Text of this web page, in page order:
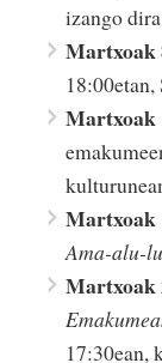
izango
Martxoak
Martxoak
Martxoak
Ama-alu-
Martxoak
17:30ean,